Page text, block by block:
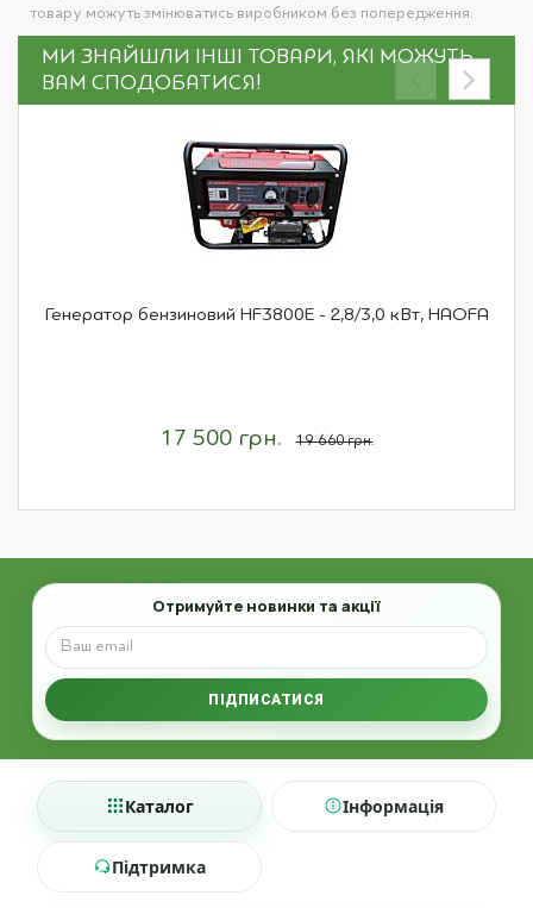
товару можуть змінюватись виробником без попередження.
МИ ЗНАЙШЛИ ІНШІ ТОВАРИ, ЯКІ МОЖУТЬ
ВАМ СПОДОБАТИСЯ!
Генератор бензиновий HF3800E - 2,8/3,0 кВт, HAOFA
17 500 грн. 19 660 грн.
Email
Отримуйте новинки та акції
ПІДПИСАТИСЯ
Каталог Інформація
Підтримка